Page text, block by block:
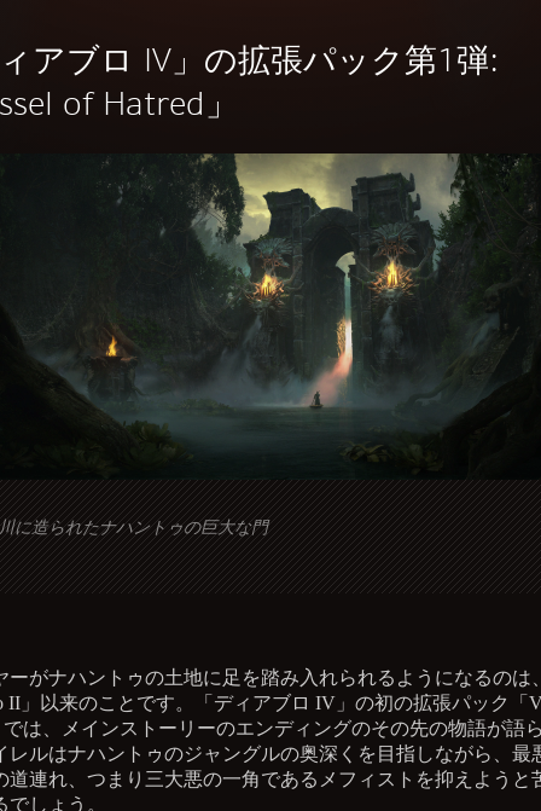
アブロ IV」の拡張パック第1弾:
of Hatred」
に造られたナハントゥの巨大な門
ーがナハントゥの土地に足を踏み入れられるようになるのは
II」以来のことです。「ディアブロ IV」の初の拡張パック「
では、メインストーリーのエンディングのその先の物語が語
レルはナハントゥのジャングルの奥深くを目指しながら、最
道連れ、つまり三大悪の一角であるメフィストを抑えようと
でしょう。